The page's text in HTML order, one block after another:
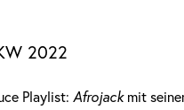
2022
Playlist: Afrojack mit